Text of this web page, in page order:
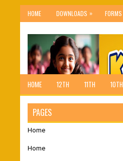
HOME DOWNLOADS » FORMS
HOME 12TH 11TH 10TH
PAGES
Home
Home